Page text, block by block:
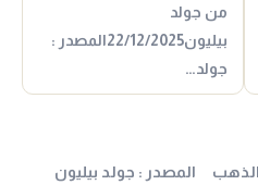
من جولد
بيليون22/12/2025المصدر :
جولد…
الذهب المصدر : جولد بيليون